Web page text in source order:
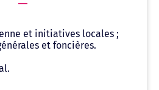
et initiatives locales ;
et foncières.